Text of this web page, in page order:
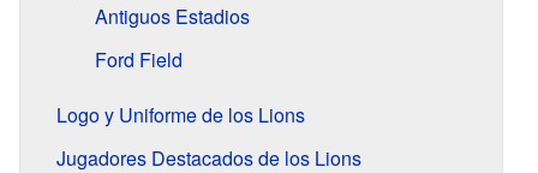
Antiguos Estadios
Ford Field
Logo y Uniforme de los Lions
Jugadores Destacados de los Lions